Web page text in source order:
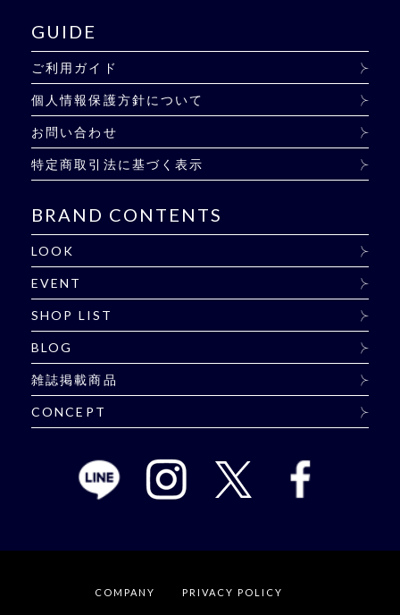
GUIDE
ご利用ガイド
個人情報保護方針について
お問い合わせ
特定商取引法に基づく表示
BRAND CONTENTS
LOOK
EVENT
SHOP LIST
BLOG
雑誌掲載商品
CONCEPT
COMPANY PRIVACY POLICY